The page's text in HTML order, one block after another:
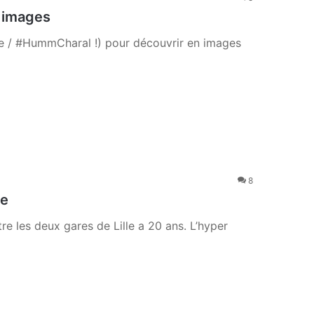
/ #HummCharal !) pour découvrir en images
8
les deux gares de Lille a 20 ans. L’hyper